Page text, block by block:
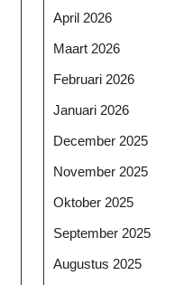
April 2026
Maart 2026
Februari 2026
Januari 2026
December 2025
November 2025
Oktober 2025
September 2025
Augustus 2025